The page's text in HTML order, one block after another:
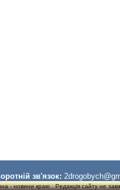
зв'язок:
новини краю . Редакція сайту не